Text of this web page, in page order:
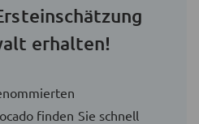
erhalten!
finden Sie schnell